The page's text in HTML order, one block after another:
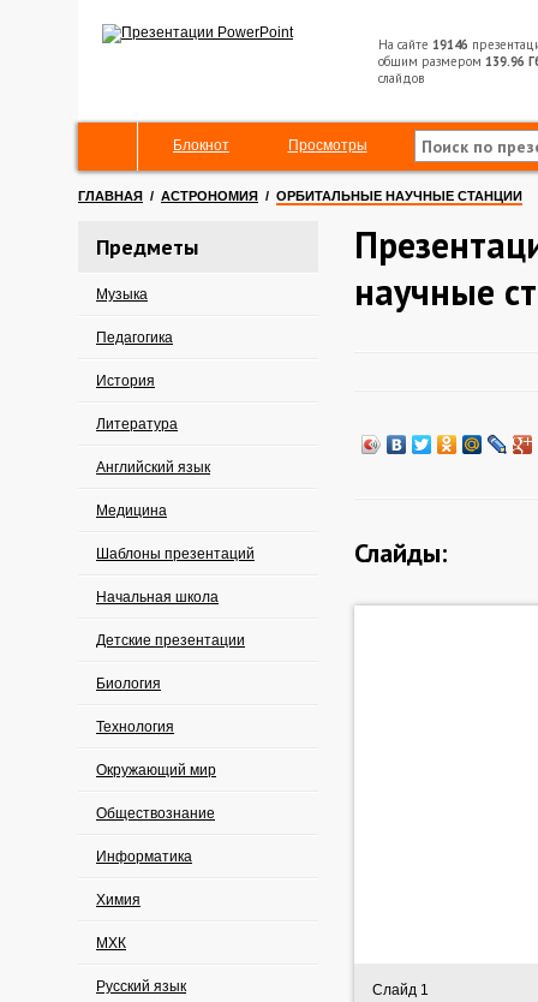
На сайте 19146
общим размером 139.96
слайдов
Блокнот Просмотры
ГЛАВНАЯ / АСТРОНОМИЯ / ОРБИТАЛЬНЫЕ НАУЧНЫЕ СТАНЦИИ
Предметы
Музыка
Педагогика
История
Литература
Английский язык
Медицина
Шаблоны презентаций
Начальная школа
Детские презентации
Биология
Технология
Окружающий мир
Обществознание
Информатика
Химия
МХК
Русский язык
научные
Слайды:
Слайд 1